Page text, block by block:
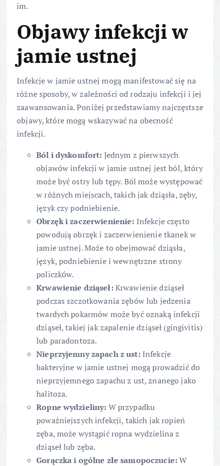
im.
Objawy infekcji w
jamie ustnej
Infekcje w jamie ustnej mogą manifestować się na
różne sposoby, w zależności od rodzaju infekcji i jej
zaawansowania. Poniżej przedstawiamy najczęstsze
objawy, które mogą wskazywać na obecność
infekcji.
Ból i dyskomfort: Jednym z pierwszych
objawów infekcji w jamie ustnej jest ból, który
może być ostry lub tępy. Ból może występować
w różnych miejscach, takich jak dziąsła, zęby,
język czy podniebienie.
Obrzęk i zaczerwienienie: Infekcje często
powodują obrzęk i zaczerwienienie tkanek w
jamie ustnej. Może to obejmować dziąsła,
język, podniebienie i wewnętrzne strony
policzków.
Krwawienie dziąseł:Krwawienie dziąseł
podczas szczotkowania zębów lub jedzenia
twardych pokarmów może być oznaką infekcji
dziąseł, takiej jak zapalenie dziąseł (gingivitis)
lub paradontoza.
Nieprzyjemny zapach z ust:Infekcje
bakteryjne w jamie ustnej mogą prowadzić do
nieprzyjemnego zapachu z ust, znanego jako
halitoza.
Ropne wydzieliny: W przypadku
poważniejszych infekcji, takich jak ropień
zęba, może wystąpić ropna wydzielina z
dziąseł lub zęba.
Gorączka i ogólne złe samopoczucie:W